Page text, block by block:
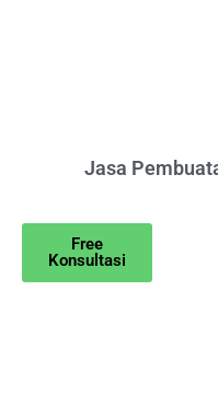
Jasa
Free
Konsultasi